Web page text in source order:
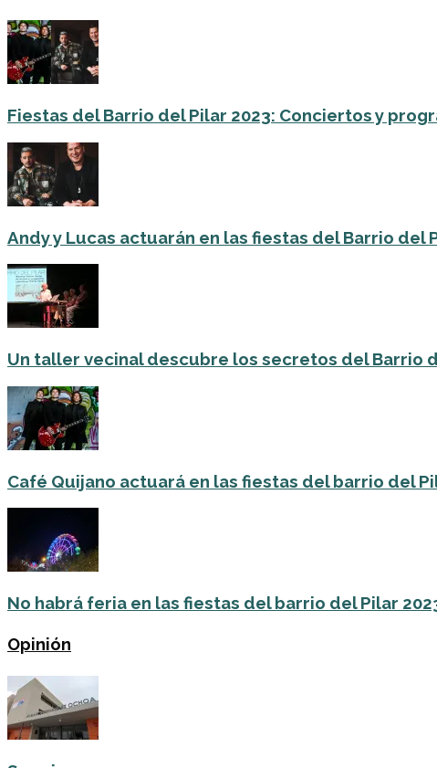
Fiestas del Barrio del Pilar 2023: Conciertos y
Andy y Lucas actuarán en las fiestas del Barrio del
Un taller vecinal descubre los secretos del Barrio
Café Quijano actuará en las fiestas del barrio del
No habrá feria en las fiestas del barrio del Pilar
Opinión